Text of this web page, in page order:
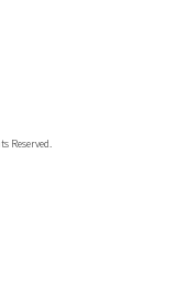
Reserved.